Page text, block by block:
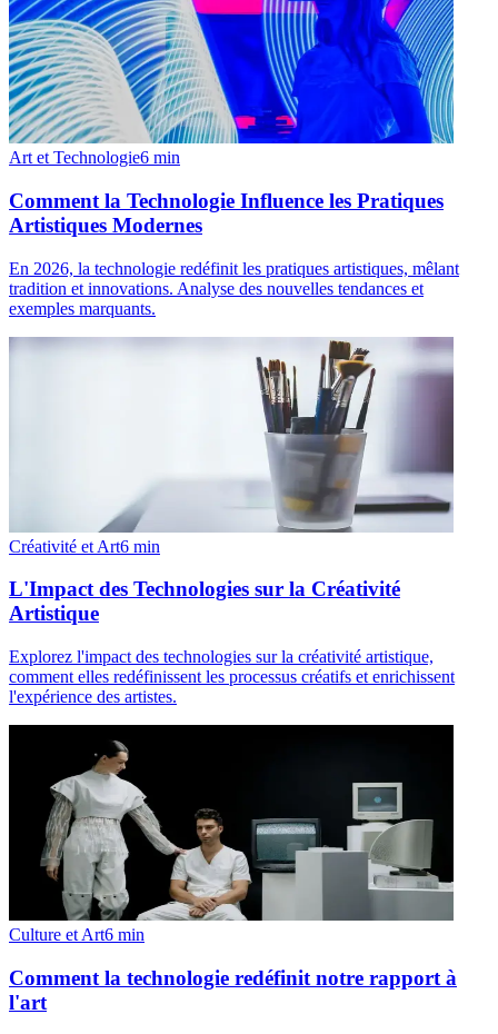
Art et Technologie6 min
Comment la Technologie Influence les Pratiques
Artistiques Modernes
En 2026, la technologie redéfinit les pratiques artistiques, mêlant
tradition et innovations. Analyse des nouvelles tendances et
exemples marquants.
Créativité et Art6 min
L'Impact des Technologies sur la Créativité
Artistique
Explorez l'impact des technologies sur la créativité artistique,
comment elles redéfinissent les processus créatifs et enrichissent
l'expérience des artistes.
Culture et Art6 min
Comment la technologie redéfinit notre rapport à
l'art